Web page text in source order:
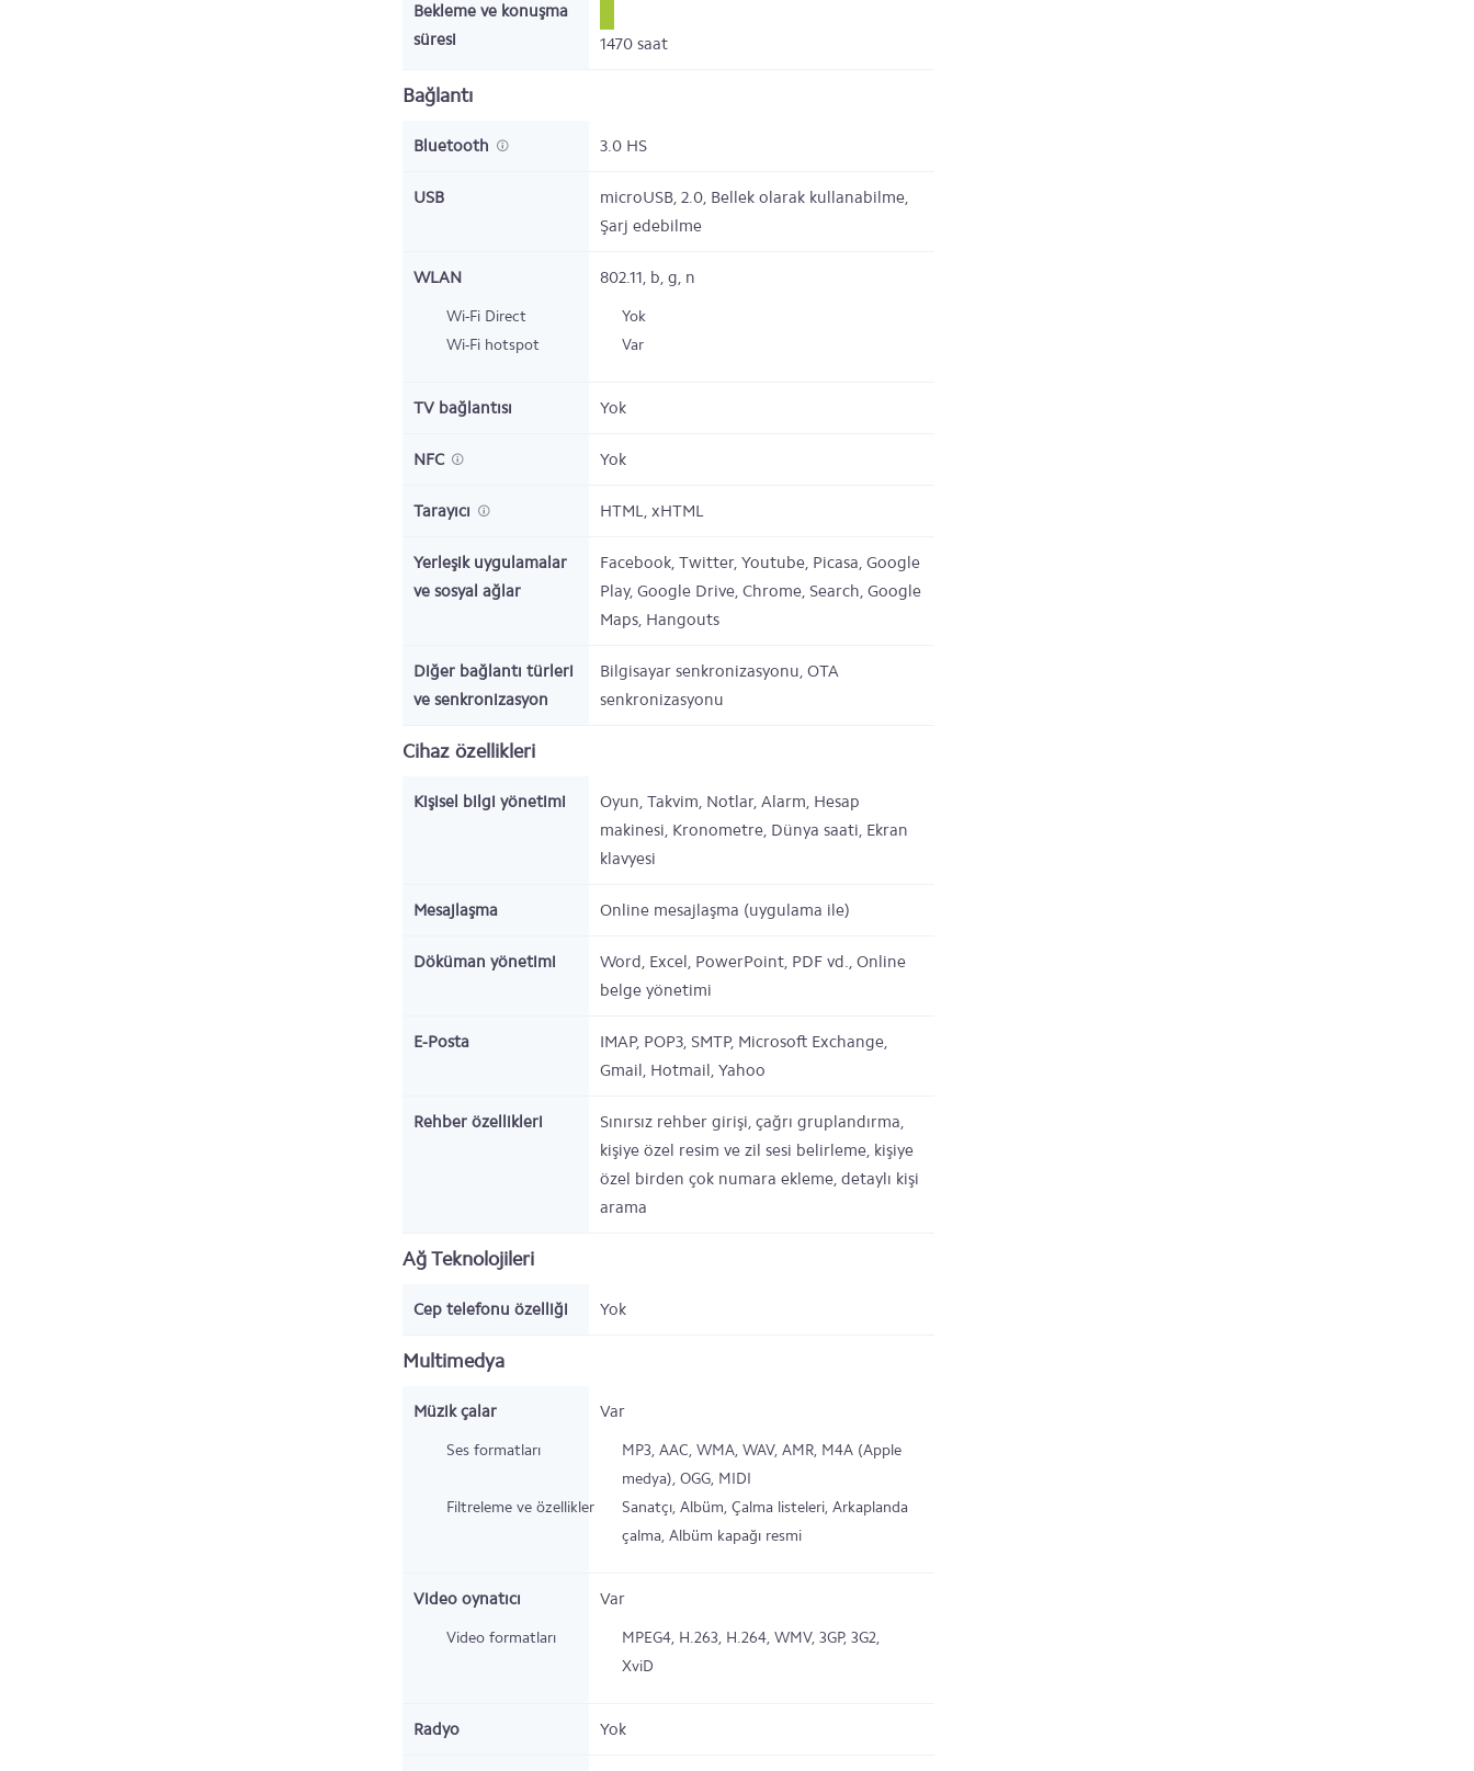
Bekleme ve konuşma
süresi
1470 saat
Bağlantı
Bluetooth 3.0 HS
USB
microUSB, 2.0, Bellek olarak kullanabilme,
Şarj edebilme
WLAN 802.11, b, g, n
Wi-Fi Direct
Yok
Wi-Fi hotspot
Var
TV bağlantısı Yok
NFC Yok
Tarayıcı HTML, xHTML
Yerleşik uygulamalar
ve sosyal ağlar
Facebook, Twitter, Youtube, Picasa, Google
Play, Google Drive, Chrome, Search, Google
Maps, Hangouts
Diğer bağlantı türleri
ve senkronizasyon
Bilgisayar senkronizasyonu, OTA
senkronizasyonu
Cihaz özellikleri
Kişisel bilgi yönetimi
Oyun, Takvim, Notlar, Alarm, Hesap
makinesi, Kronometre, Dünya saati, Ekran
klavyesi
Mesajlaşma Online mesajlaşma (uygulama ile)
Döküman yönetimi
Word, Excel, PowerPoint, PDF vd., Online
belge yönetimi
E-Posta
IMAP, POP3, SMTP, Microsoft Exchange,
Gmail, Hotmail, Yahoo
Rehber özellikleri
Sınırsız rehber girişi, çağrı gruplandırma,
kişiye özel resim ve zil sesi belirleme, kişiye
özel birden çok numara ekleme, detaylı kişi
arama
Ağ Teknolojileri
Cep telefonu özelliği Yok
Multimedya
Müzik çalar Var
Ses formatları
MP3, AAC, WMA, WAV, AMR, M4A (Apple
medya), OGG, MIDI
Filtreleme ve özellikler
Sanatçı, Albüm, Çalma listeleri, Arkaplanda
çalma, Albüm kapağı resmi
Video oynatıcı Var
Video formatları
MPEG4, H.263, H.264, WMV, 3GP, 3G2,
XviD
Radyo Yok